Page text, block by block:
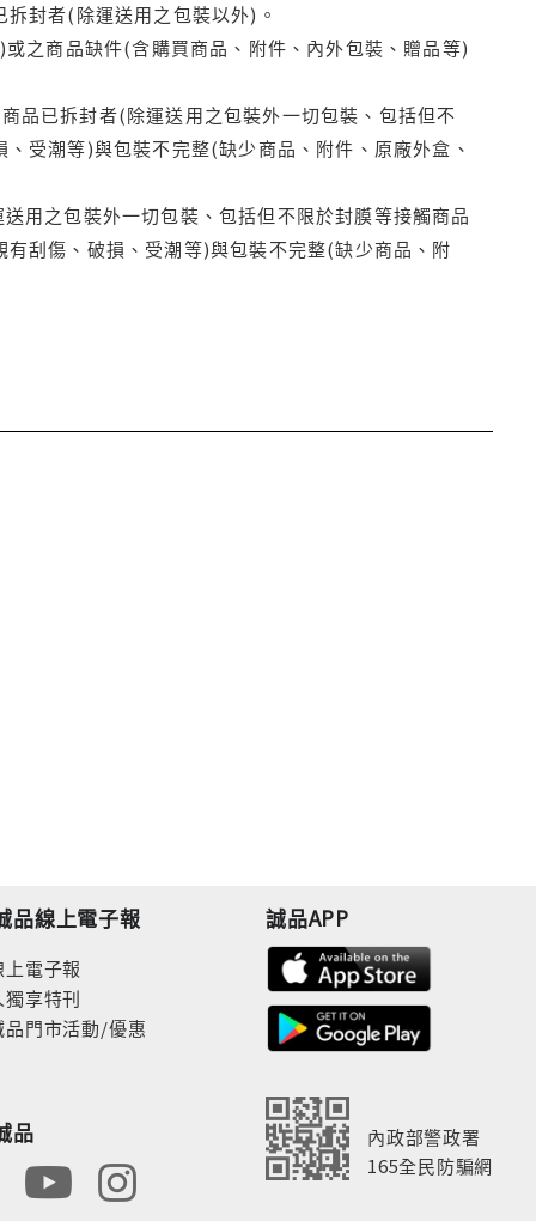
封者(除運送用之包裝以外)。
之商品缺件(含購買商品、附件、內外包裝、贈品等)
品已拆封者(除運送用之包裝外一切包裝、包括但不
受潮等)與包裝不完整(缺少商品、附件、原廠外盒、
用之包裝外一切包裝、包括但不限於封膜等接觸商品
刮傷、破損、受潮等)與包裝不完整(缺少商品、附
品線上電子報
電子報
享特刊
品門市活動/優惠
品
誠品APP
內政部警政署
165全民防騙網